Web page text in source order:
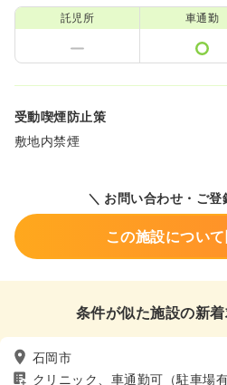
託児所 車通勤
受動喫煙防止策
敷地内禁煙
＼ お問い合わせ・ご登
この施設につい
条件が似た施設の新
石岡市
クリニック、車通勤可（駐車場有